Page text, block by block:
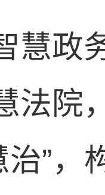
慧政
法院
治”